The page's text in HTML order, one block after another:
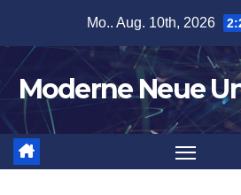
springen
Mo.. Aug. 10th, 2026
Moderne Neue